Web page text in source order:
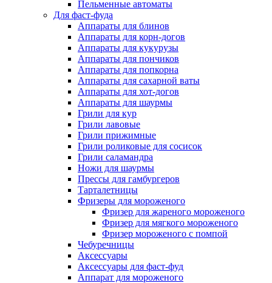
Пельменные автоматы
Для фаст-фуда
Аппараты для блинов
Аппараты для корн-догов
Аппараты для кукурузы
Аппараты для пончиков
Аппараты для попкорна
Аппараты для сахарной ваты
Аппараты для хот-догов
Аппараты для шаурмы
Грили для кур
Грили лавовые
Грили прижимные
Грили роликовые для сосисок
Грили саламандра
Ножи для шаурмы
Прессы для гамбургеров
Тарталетницы
Фризеры для мороженого
Фризер для жареного мороженого
Фризер для мягкого мороженого
Фризер мороженого с помпой
Чебуречницы
Аксессуары
Аксессуары для фаст-фуд
Аппарат для мороженого